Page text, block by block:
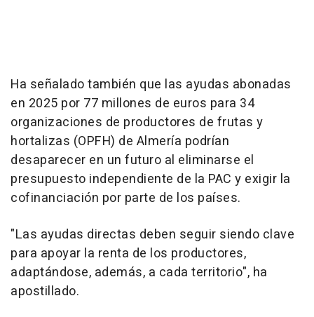
Ha señalado también que las ayudas abonadas
en 2025 por 77 millones de euros para 34
organizaciones de productores de frutas y
hortalizas (OPFH) de Almería podrían
desaparecer en un futuro al eliminarse el
presupuesto independiente de la PAC y exigir la
cofinanciación por parte de los países.
"Las ayudas directas deben seguir siendo clave
para apoyar la renta de los productores,
adaptándose, además, a cada territorio", ha
apostillado.